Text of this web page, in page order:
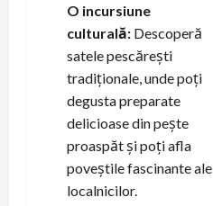
O incursiune
culturală: Descoperă
satele pescărești
tradiționale, unde poți
degusta preparate
delicioase din pește
proaspăt și poți afla
poveștile fascinante ale
localnicilor.